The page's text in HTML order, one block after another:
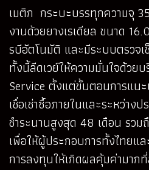
เมติก กระบะบรรทุกความจุ
งานด้วยยางเรเดียล ขนาด
รบีอัตโนมัติ และมีระบบตรวจเ
ทั้งนี้ลีดเวย์ให้ความมั่นใจด้วย
Service ตั้งแต่ขั้นตอนการแ
เชื่อเช่าซื้อภายในและระหว่าง
ชำระนานสูงสุด 48 เดือน รวม
เพื่อให้ผู้ประกอบการทั้งไทยแ
การลงทุนให้เกิดผลคุ้มค่ามาก